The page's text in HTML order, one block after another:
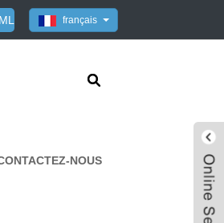
français
NOUS